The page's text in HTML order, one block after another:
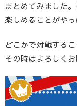
まとめてみました。
楽しめることがやっ
どこかで対戦する
その時はよろしくお